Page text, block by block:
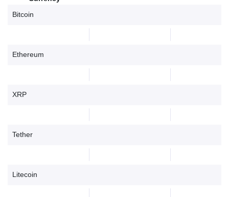
Bitcoin
Ethereum
XRP
Tether
Litecoin